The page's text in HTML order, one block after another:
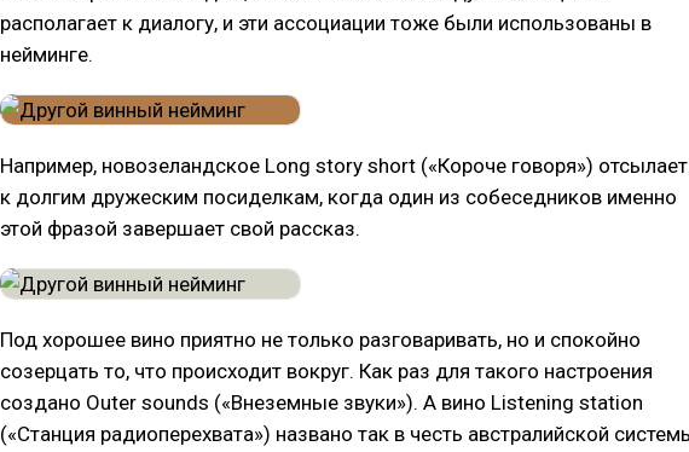
располагает к диалогу, и эти ассоциации тоже были использованы в
нейминге.
Например, новозеландское Long story short («Короче говоря») отсылает
к долгим дружеским посиделкам, когда один из собеседников именно
этой фразой завершает свой рассказ.
Под хорошее вино приятно не только разговаривать, но и спокойно
созерцать то, что происходит вокруг. Как раз для такого настроения
создано Outer sounds («Внеземные звуки»). А вино Listening station
(«Станция радиоперехвата») названо так в честь австралийской